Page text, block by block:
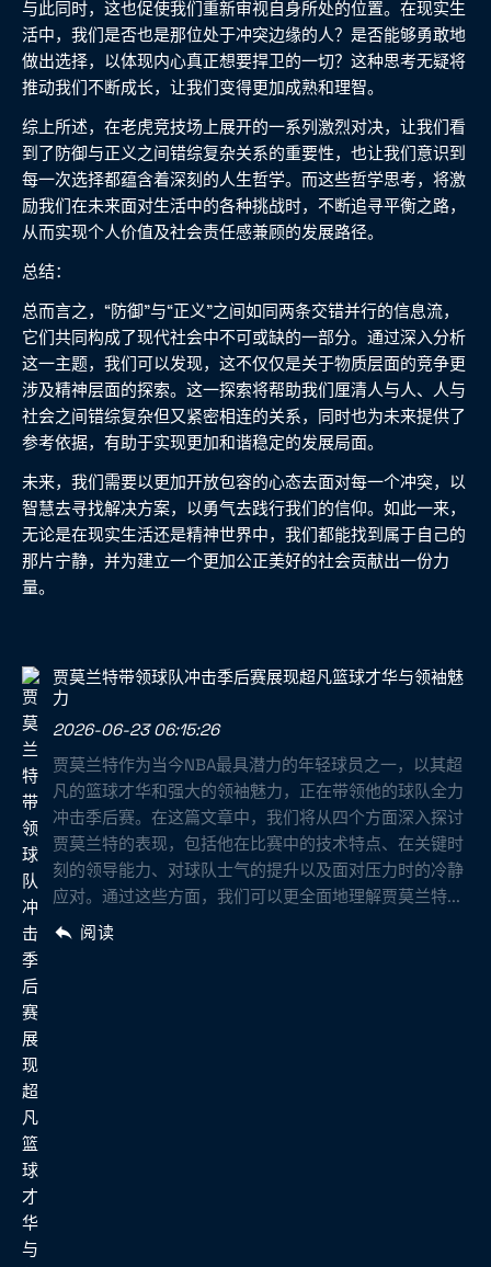
与此同时，这也促使我们重新审视自身所处的位置。在现实生
活中，我们是否也是那位处于冲突边缘的人？是否能够勇敢地
做出选择，以体现内心真正想要捍卫的一切？这种思考无疑将
推动我们不断成长，让我们变得更加成熟和理智。
综上所述，在老虎竞技场上展开的一系列激烈对决，让我们看
到了防御与正义之间错综复杂关系的重要性，也让我们意识到
每一次选择都蕴含着深刻的人生哲学。而这些哲学思考，将激
励我们在未来面对生活中的各种挑战时，不断追寻平衡之路，
从而实现个人价值及社会责任感兼顾的发展路径。
总结：
总而言之，“防御”与“正义”之间如同两条交错并行的信息流，
它们共同构成了现代社会中不可或缺的一部分。通过深入分析
这一主题，我们可以发现，这不仅仅是关于物质层面的竞争更
涉及精神层面的探索。这一探索将帮助我们厘清人与人、人与
社会之间错综复杂但又紧密相连的关系，同时也为未来提供了
参考依据，有助于实现更加和谐稳定的发展局面。
未来，我们需要以更加开放包容的心态去面对每一个冲突，以
智慧去寻找解决方案，以勇气去践行我们的信仰。如此一来，
无论是在现实生活还是精神世界中，我们都能找到属于自己的
那片宁静，并为建立一个更加公正美好的社会贡献出一份力
量。
贾莫兰特带领球队冲击季后赛展现超凡篮球才华与领袖魅
力
2026-06-23 06:15:26
贾莫兰特作为当今NBA最具潜力的年轻球员之一，以其超
凡的篮球才华和强大的领袖魅力，正在带领他的球队全力
冲击季后赛。在这篇文章中，我们将从四个方面深入探讨
贾莫兰特的表现，包括他在比赛中的技术特点、在关键时
刻的领导能力、对球队士气的提升以及面对压力时的冷静
应对。通过这些方面，我们可以更全面地理解贾莫兰特...
阅读